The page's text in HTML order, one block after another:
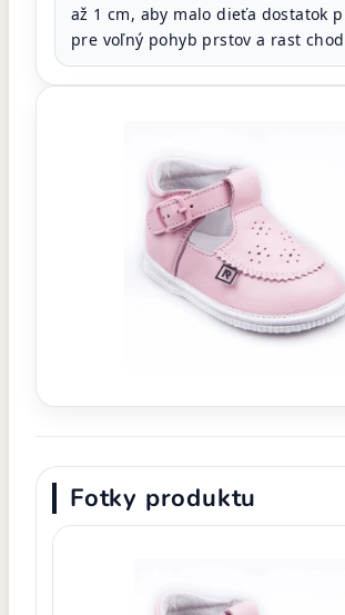
až 1 cm, aby malo dieťa dostatok
pre voľný pohyb prstov a rast
Fotky produktu